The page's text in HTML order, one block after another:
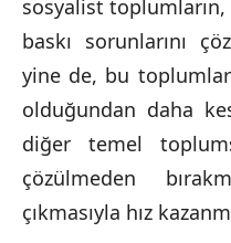
sosyalist
baskı sorunlarını
yine de, bu
olduğundan daha
diğer temel
çözülmeden
çıkmasıyla hız